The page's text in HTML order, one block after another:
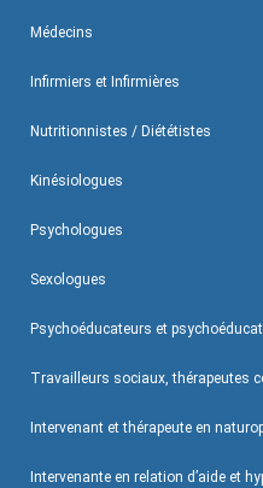
Médecins
Infirmiers et Infirmières
Nutritionnistes / Diététistes
Kinésiologues
Psychologues
Sexologues
Psychoéducateurs et
Travailleurs sociaux, thérapeutes
Intervenant et thérapeute en
Intervenante en relation d’aide et